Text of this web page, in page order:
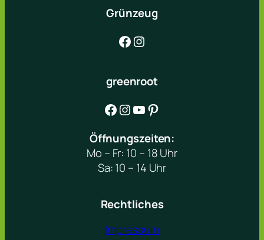
Grünzeug
Facebook Instagram
greenroot
Facebook Instagram YouTube Pinterest
Öffnungszeiten:
Mo – Fr: 10 – 18 Uhr
Sa: 10 – 14 Uhr
Rechtliches
Impressum